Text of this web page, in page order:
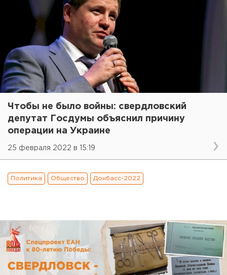
Чтобы не было войны: свердловский
депутат Госдумы объяснил причину
операции на Украине
25 февраля 2022 в 15:19
Политика Общество Донбасс-2022